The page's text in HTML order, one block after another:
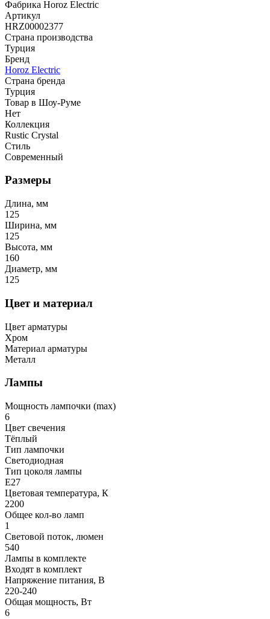
Фабрика Horoz Electric
Артикул
HRZ00002377
Страна производства
Турция
Бренд
Horoz Electric
Страна бренда
Турция
Товар в Шоу-Руме
Нет
Коллекция
Rustic Crystal
Стиль
Современный
Размеры
Длина, мм
125
Ширина, мм
125
Высота, мм
160
Диаметр, мм
125
Цвет и материал
Цвет арматуры
Хром
Материал арматуры
Металл
Лампы
Мощность лампочки (max)
6
Цвет свечения
Тёплый
Тип лампочки
Светодиодная
Тип цоколя лампы
E27
Цветовая температура, К
2200
Общее кол-во ламп
1
Световой поток, люмен
540
Лампы в комплекте
Входят в комплект
Напряжение питания, В
220-240
Общая мощность, Вт
6